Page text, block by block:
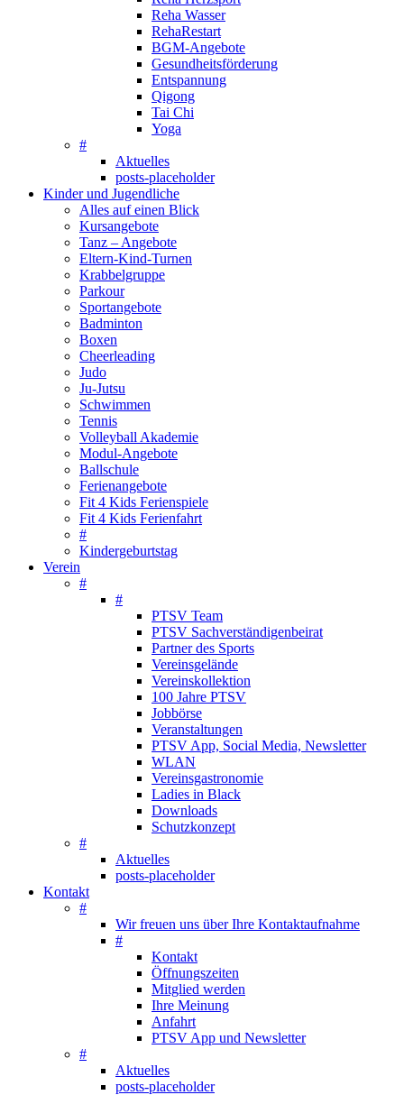
Reha Wasser
RehaRestart
BGM-Angebote
Gesundheitsförderung
Entspannung
Qigong
Tai Chi
Yoga
#
Aktuelles
posts-placeholder
Kinder und Jugendliche
Alles auf einen Blick
Kursangebote
Tanz – Angebote
Eltern-Kind-Turnen
Krabbelgruppe
Parkour
Sportangebote
Badminton
Boxen
Cheerleading
Judo
Ju-Jutsu
Schwimmen
Tennis
Volleyball Akademie
Modul-Angebote
Ballschule
Ferienangebote
Fit 4 Kids Ferienspiele
Fit 4 Kids Ferienfahrt
#
Kindergeburtstag
Verein
#
#
PTSV Team
PTSV Sachverständigenbeirat
Partner des Sports
Vereinsgelände
Vereinskollektion
100 Jahre PTSV
Jobbörse
Veranstaltungen
PTSV App, Social Media, Newsletter
WLAN
Vereinsgastronomie
Ladies in Black
Downloads
Schutzkonzept
#
Aktuelles
posts-placeholder
Kontakt
#
Wir freuen uns über Ihre Kontaktaufnahme
#
Kontakt
Öffnungszeiten
Mitglied werden
Ihre Meinung
Anfahrt
PTSV App und Newsletter
#
Aktuelles
posts-placeholder